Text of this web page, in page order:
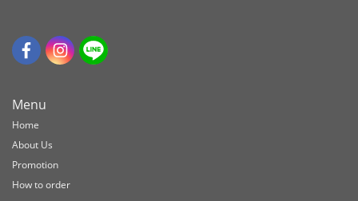
Menu
Home
About Us
Promotion
How to order